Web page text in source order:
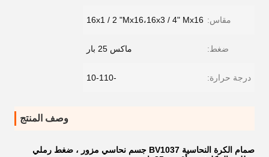
مقاس: 16x1 / 2 "Mx16،16x3 / 4" Mx16
ضغط: ماكس 25 بار
درجة حرارة: -10-110
وصف المنتج
صمام الكرة النحاسية BV1037 جسم نحاسي مزور ، ضغط رملي